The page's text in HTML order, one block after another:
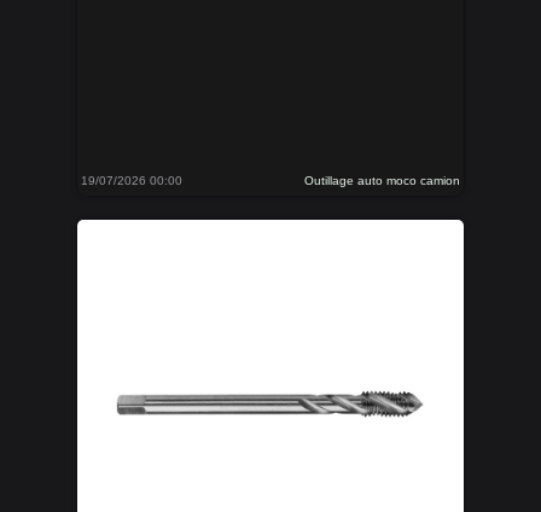
19/07/2026 00:00 Outillage auto moco camion